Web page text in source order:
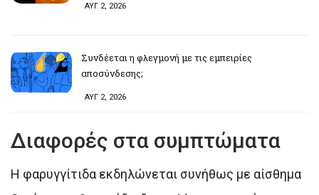
ΑΥΓ 2, 2026
Συνδέεται η φλεγμονή με τις εμπειρίες
αποσύνδεσης;
ΑΥΓ 2, 2026
Διαφορές στα συμπτώματα
Η φαρυγγίτιδα εκδηλώνεται συνήθως με αίσθημα